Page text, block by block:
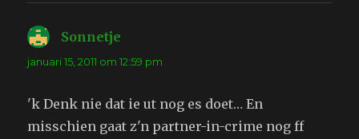
Sonnetje
januari 15, 2011 om 12:59 pm
'k Denk nie dat ie ut nog es doet… En
misschien gaat z'n partner-in-crime nog ff